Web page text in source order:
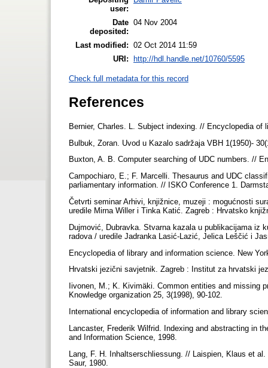
user:
Date
deposited:
04 Nov 2004
Last modified: 02 Oct 2014 11:59
URI:
http://hdl.handle.net/10760/5595
Check full metadata for this record
References
Bernier, Charles. L. Subject indexing. // Encyclopedia
Bulbuk, Zoran. Uvod u Kazalo sadržaja VBH 1(1950)-
Buxton, A. B. Computer searching of UDC numbers. //
Campochiaro, E.; F. Marcelli. Thesaurus and UDC
parliamentary information. // ISKO Conference 1.
Četvrti seminar Arhivi, knjižnice, muzeji : mogućnosti
uredile Mirna Willer i Tinka Katić. Zagreb : Hrvatsko
Dujmović, Dubravka. Stvarna kazala u publikacijama iz
radova / uredile Jadranka Lasić-Lazić, Jelica Leščić i
Encyclopedia of library and information science. New
Hrvatski jezični savjetnik. Zagreb : Institut za hrvatski
Iivonen, M.; K. Kivimäki. Common entities and missing
Knowledge organization 25, 3(1998), 90-102.
International encyclopedia of information and library
Lancaster, Frederik Wilfrid. Indexing and abstracting in
and Information Science, 1998.
Lang, F. H. Inhaltserschliessung. // Laispien, Klaus et
Saur, 1980.